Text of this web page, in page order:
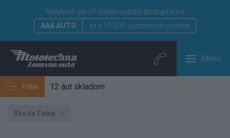
Nevybrali ste si? Ďalšie vozidlá dostupné na:
AAA AUTO
až z 15 000 ojazdených vozidiel
Menu
Filter 12 áut skladom
Škoda Fabia